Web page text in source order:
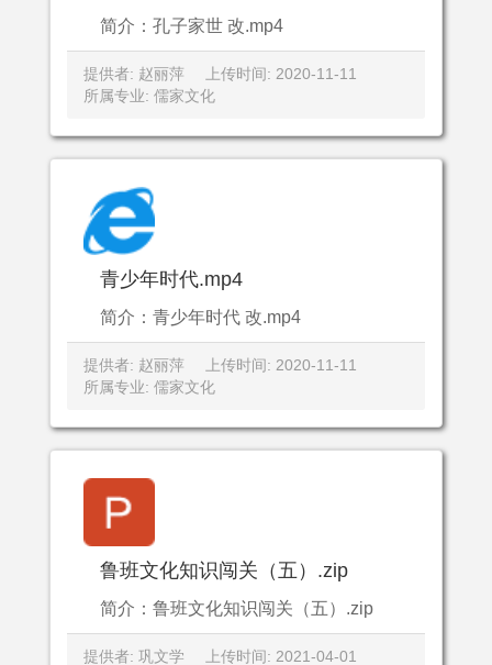
简介：孔子家世 改.mp4
提供者: 赵丽萍
上传时间: 2020-11-11
所属专业: 儒家文化
青少年时代.mp4
简介：青少年时代 改.mp4
提供者: 赵丽萍
上传时间: 2020-11-11
所属专业: 儒家文化
鲁班文化知识闯关（五）.zip
简介：鲁班文化知识闯关（五）.zip
提供者: 巩文学
上传时间: 2021-04-01